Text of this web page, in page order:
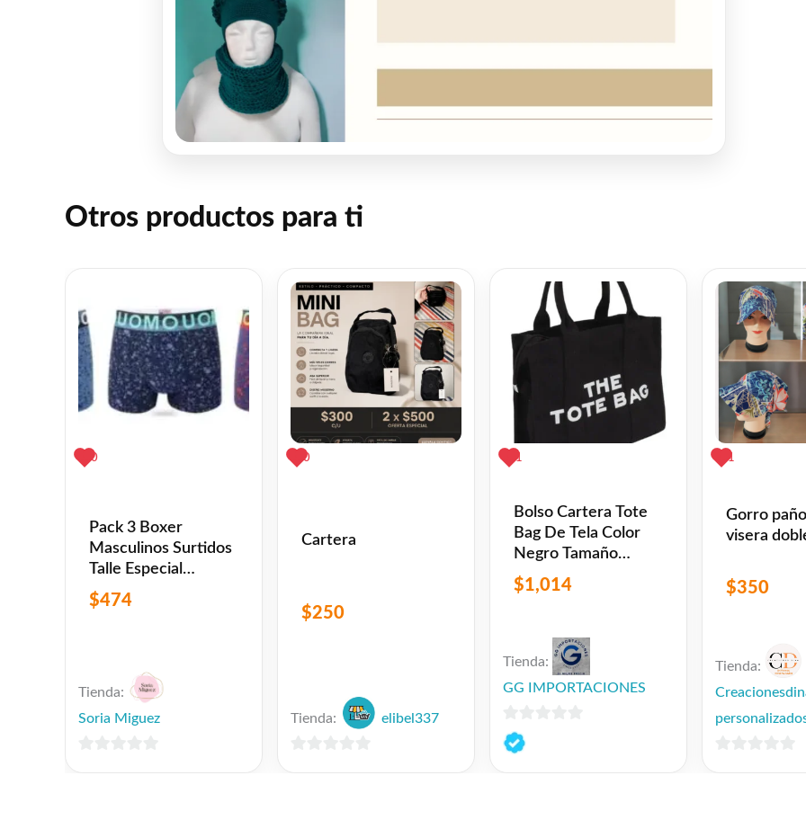
Otros productos para ti
0
Pack 3 Boxer
Masculinos Surtidos
Talle Especial
Algodón
$474
Tienda:
Soria Miguez
0
Cartera
$250
Tienda: elibel337
1
Bolso Cartera Tote
Bag De Tela Color
Negro Tamaño
Grande
$1,014
Tienda:
GG IMPORTACIONES
0
de
1
Gorro
visera
$350
Tienda: